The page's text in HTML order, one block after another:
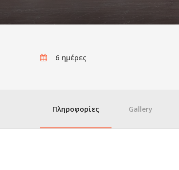
6 ημέρες
Πληροφορίες Gallery